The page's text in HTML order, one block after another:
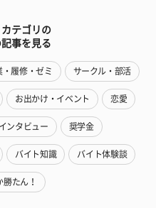
カテゴリの
事を見る
・履修・ゼミ サークル・部活
お出かけ・イベント 恋愛
ンタビュー 奨学金
バイト知識 バイト体験談
勝たん！